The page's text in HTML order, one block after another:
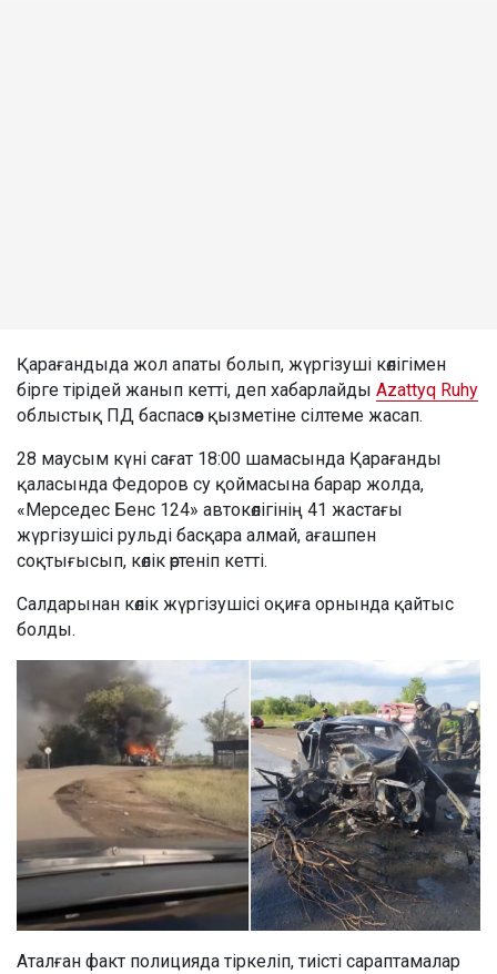
Қарағандыда жол апаты болып, жүргізуші көлігімен
бірге тірідей жанып кетті, деп хабарлайды Azattyq Ruhy
облыстық ПД баспасөз қызметіне сілтеме жасап.
28 маусым күні сағат 18:00 шамасында Қарағанды
қаласында Федоров су қоймасына барар жолда,
«Мерседес Бенс 124» автокөлігінің 41 жастағы
жүргізушісі рульді басқара алмай, ағашпен
соқтығысып, көлік өртеніп кетті.
Салдарынан көлік жүргізушісі оқиға орнында қайтыс
болды.
Аталған факт полицияда тіркеліп, тиісті сараптамалар